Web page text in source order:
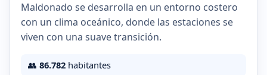
Maldonado se desarrolla en un entorno costero
con un clima oceánico, donde las estaciones se
viven con una suave transición.
👥 86.782 habitantes